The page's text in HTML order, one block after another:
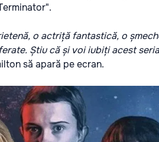
o actriță fantastică, o
Știu că și voi iubiți acest
să apară pe ecran.